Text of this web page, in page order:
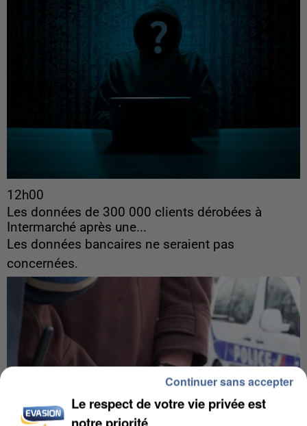
12h00
Les données de 300 000 clients dérobées à
Intermarché après une...
Les données bancaires ne seraient pas
concernées.
Le respect de votre vie privée est
notre priorité
Continuer sans accepter